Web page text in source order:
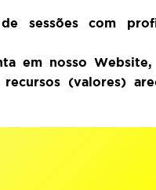
sessões com
em nosso
(valores)